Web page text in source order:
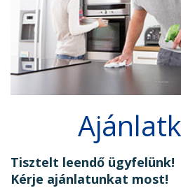
Tisztelt leendő ügyfelünk!
Kérje ajánlatunkat most!